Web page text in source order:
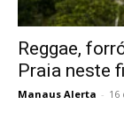
Reggae,
Praia neste
Manaus Alerta - 16